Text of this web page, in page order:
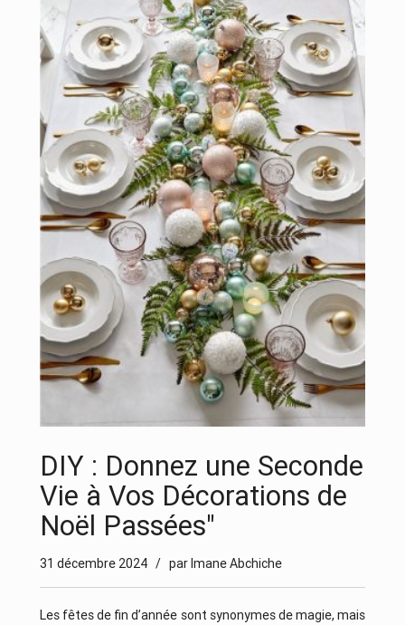
DIY : Donnez une Seconde
Vie à Vos Décorations de
Noël Passées"
31 décembre 2024/ par Imane Abchiche
Les fêtes de fin d’année sont synonymes de magie, mais